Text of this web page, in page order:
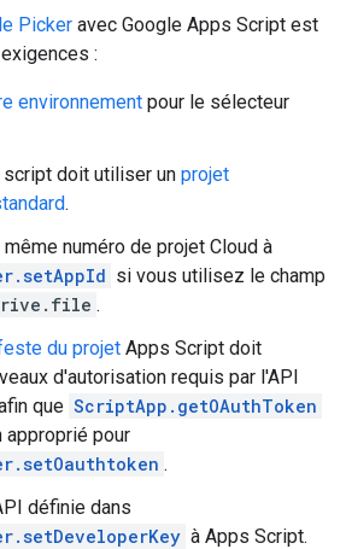
Picker avec Google Apps Script est
:
environnement pour le sélecteur
doit utiliser un projet
.
numéro de projet Cloud à
si vous utilisez le champ
.
du projet Apps Script doit
d'autorisation requis par l'API
que ScriptApp.getOAuthToken
approprié pour
.
définie dans
à Apps Script.